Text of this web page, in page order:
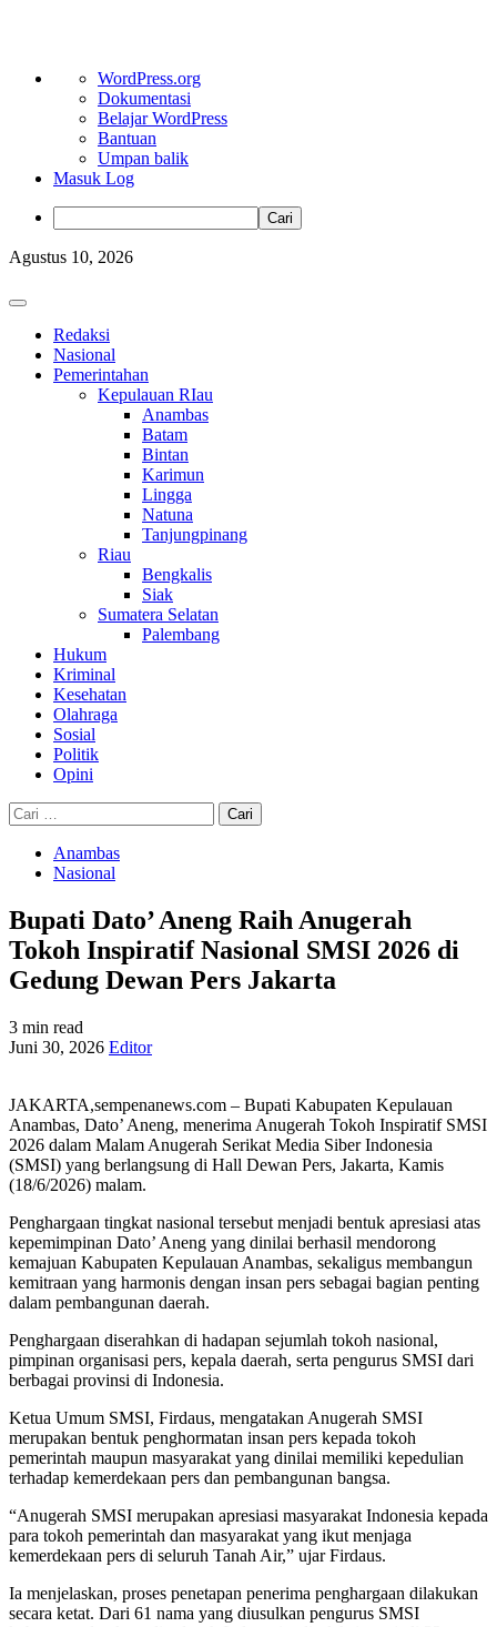
Tentang
WordPress
WordPress.org
Dokumentasi
Belajar WordPress
Bantuan
Umpan balik
Masuk Log
Cari
Skip
content
Agustus 10, 2026
Primary
Redaksi
Nasional
Pemerintahan
Kepulauan RIau
Anambas
Batam
Bintan
Karimun
Lingga
Natuna
Tanjungpinang
Riau
Bengkalis
Siak
Sumatera Selatan
Palembang
Hukum
Kriminal
Kesehatan
Olahraga
Sosial
Politik
Opini
Cari
untuk:
Anambas
Nasional
Bupati Dato’ Aneng Raih Anugerah
Tokoh Inspiratif Nasional SMSI 2026 di
Gedung Dewan Pers Jakarta
3 min read
Juni 30, 2026 Editor
JAKARTA,sempenanews.com – Bupati Kabupaten Kepulauan
Anambas, Dato’ Aneng, menerima Anugerah Tokoh Inspiratif SMSI
2026 dalam Malam Anugerah Serikat Media Siber Indonesia
(SMSI) yang berlangsung di Hall Dewan Pers, Jakarta, Kamis
(18/6/2026) malam.
Penghargaan tingkat nasional tersebut menjadi bentuk apresiasi atas
kepemimpinan Dato’ Aneng yang dinilai berhasil mendorong
kemajuan Kabupaten Kepulauan Anambas, sekaligus membangun
kemitraan yang harmonis dengan insan pers sebagai bagian penting
dalam pembangunan daerah.
Penghargaan diserahkan di hadapan sejumlah tokoh nasional,
pimpinan organisasi pers, kepala daerah, serta pengurus SMSI dari
berbagai provinsi di Indonesia.
Ketua Umum SMSI, Firdaus, mengatakan Anugerah SMSI
merupakan bentuk penghormatan insan pers kepada tokoh
pemerintah maupun masyarakat yang dinilai memiliki kepedulian
terhadap kemerdekaan pers dan pembangunan bangsa.
“Anugerah SMSI merupakan apresiasi masyarakat Indonesia kepada
para tokoh pemerintah dan masyarakat yang ikut menjaga
kemerdekaan pers di seluruh Tanah Air,” ujar Firdaus.
Ia menjelaskan, proses penetapan penerima penghargaan dilakukan
secara ketat. Dari 61 nama yang diusulkan pengurus SMSI